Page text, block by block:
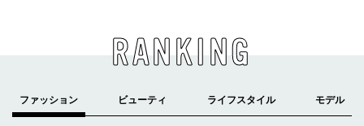
RANKING